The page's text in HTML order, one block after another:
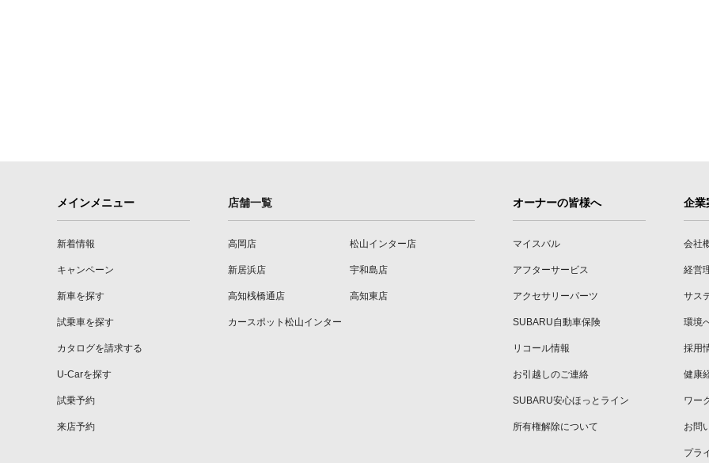
メインメニュー
新着情報
キャンペーン
新車を探す
試乗車を探す
カタログを請求する
U-Carを探す
試乗予約
来店予約
店舗一覧
高岡店 松山インター店
新居浜店 宇和島店
高知桟橋通店 高知東店
カースポット松山インター
オーナーの皆様へ
マイスバル
アフターサービス
アクセサリーパーツ
SUBARU自動車保険
リコール情報
お引越しのご連絡
SUBARU安心ほっとライン
所有権解除について
企業
会社
経営
サス
環境
採用
健康
ワー
お問
プラ